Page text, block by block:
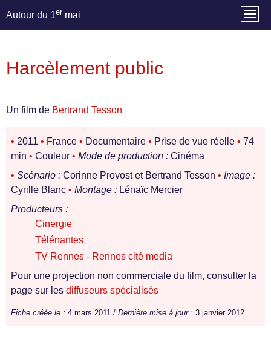
Autour du 1er mai
Harcèlement public
Un film de Bertrand Tesson
• 2011 • France • Documentaire • Prise de vue réelle • 74
min • Couleur • Mode de production : Cinéma
• Scénario : Corinne Provost et Bertrand Tesson • Image :
Cyrille Blanc • Montage : Lénaïc Mercier
Producteurs :
Cinergie
Télénantes
TV Rennes - Rennes cité media
Pour une projection non commerciale du film, consulter la
page sur les diffuseurs spécialisés
Fiche créée le : 4 mars 2011 / Dernière mise à jour : 3 janvier 2012